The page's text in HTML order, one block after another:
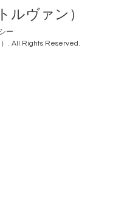
ルヴァン）
ー
. All Rights Reserved.